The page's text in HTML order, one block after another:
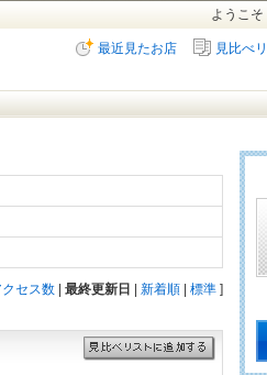
ようこそ
見比べ
最近見たお店
]
標準
新着順
最終更新日
クセス数